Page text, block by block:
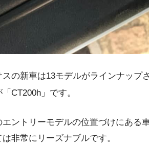
の新車は13モデルがラインナップ
CT200h」です。
エントリーモデルの位置づけにある
非常にリーズナブルです。